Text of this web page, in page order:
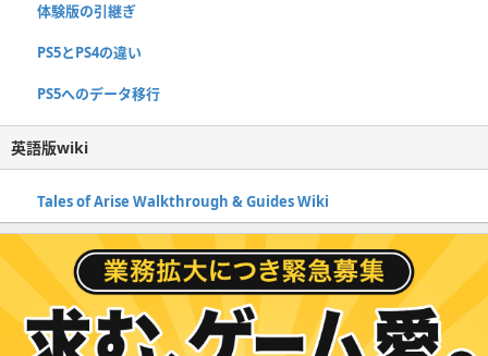
体験版の引継ぎ
PS5とPS4の違い
PS5へのデータ移行
英語版wiki
Tales of Arise Walkthrough & Guides Wiki